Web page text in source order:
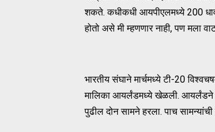
शकते. कधीकधी आयपीएलमध्ये 200
होतो असे मी म्हणणार नाही, पण मला
भारतीय संघाने मार्चमध्ये टी-20
मालिका आयर्लंडमध्ये खेळली. आयर्लंडने
पुढील दोन सामने हरला. पाच सामन्यांची